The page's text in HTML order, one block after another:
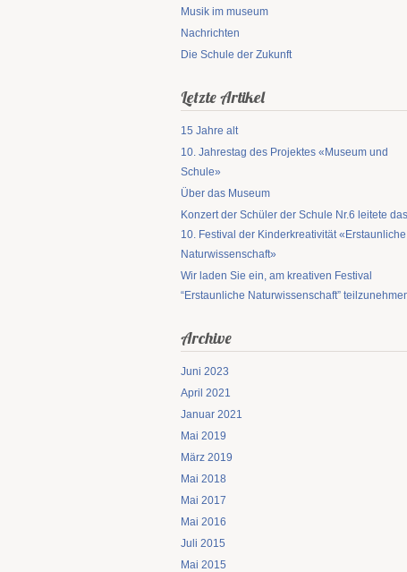
Musik im museum
Nachrichten
Die Schule der Zukunft
Letzte Artikel
15 Jahre alt
10. Jahrestag des Projektes «Museum und
Schule»
Über das Museum
Konzert der Schüler der Schule Nr.6 leitete das
10. Festival der Kinderkreativität «Erstaunliche
Naturwissenschaft»
Wir laden Sie ein, am kreativen Festival
“Erstaunliche Naturwissenschaft”
Archive
Juni 2023
April 2021
Januar 2021
Mai 2019
März 2019
Mai 2018
Mai 2017
Mai 2016
Juli 2015
Mai 2015